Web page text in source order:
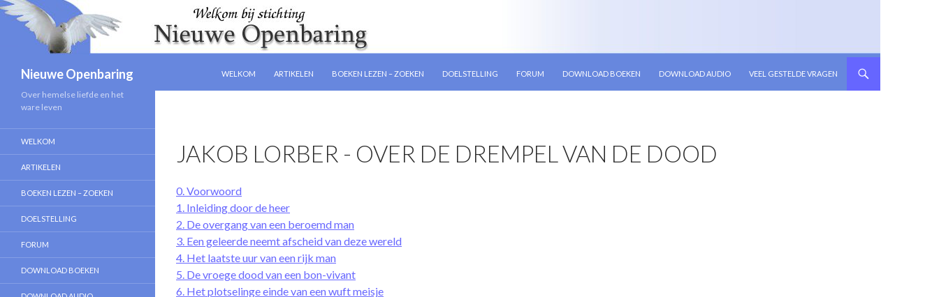
Nieuwe Openbaring
WELKOM
ARTIKELEN BOEKEN LEZEN – ZOEKEN DOELSTELLING FORUM DOWNLOAD BOEKEN DOWNLOAD AUDIO VEEL GESTELDE VRAGEN
JAKOB LORBER - OVER DE DREMPEL VAN DE DOOD
0. Voorwoord
1. Inleiding door de heer
2. De overgang van een beroemd man
3. Een geleerde neemt afscheid van deze wereld
4. Het laatste uur van een rijk man
5. De vroege dood van een bon-vivant
6. Het plotselinge einde van een wuft meisje
Over hemelse liefde en het
ware leven
WELKOM
ARTIKELEN
BOEKEN LEZEN – ZOEKEN
DOELSTELLING
FORUM
DOWNLOAD BOEKEN